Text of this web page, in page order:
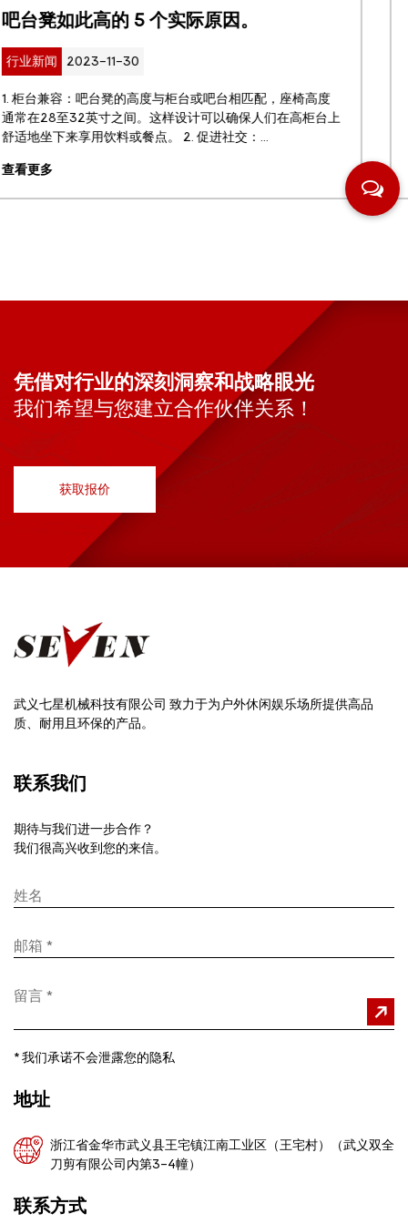
如何选择适合自己的花园桌？
行业新闻 2023-11-30
如果您想美化您的户外空间并为放松或招待客人创造一个舒
适且实用的休息区，那么花园桌是必备的。 户外家具的附加
功能和风格能为您的露台或后院带来更多好处，并使您在户...
凭借对行业的深刻洞察和战略眼光
我们希望与您建立合作伙伴关系！
获取报价
武义七星机械科技有限公司 致力于为户外休闲娱乐场所提供高品
质、耐用且环保的产品。
联系我们
期待与我们进一步合作？
我们很高兴收到您的来信。
* 我们承诺不会泄露您的隐私
地址
浙江省金华市武义县王宅镇江南工业区（王宅村）（武义双全
刀剪有限公司内第3-4幢）
联系方式